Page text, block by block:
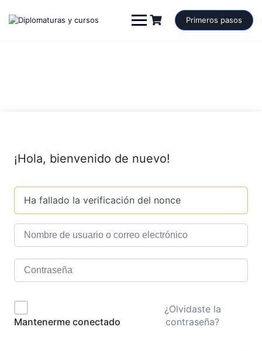
contenido
Primeros pasos
¡Hola, bienvenido de nuevo!
Ha fallado la verificación del nonce
Mantenerme conectado
¿Olvidaste la
contraseña?